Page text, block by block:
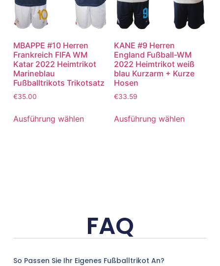
MBAPPE #10 Herren
Frankreich FIFA WM
Katar 2022 Heimtrikot
Marineblau
Fußballtrikots Trikotsatz
€35.00
Ausführung wählen
KANE #9 Herren
England Fußball-WM
2022 Heimtrikot weiß
blau Kurzarm + Kurze
Hosen
€33.59
Ausführung wählen
FAQ
So Passen Sie Ihr Eigenes Fußballtrikot An?